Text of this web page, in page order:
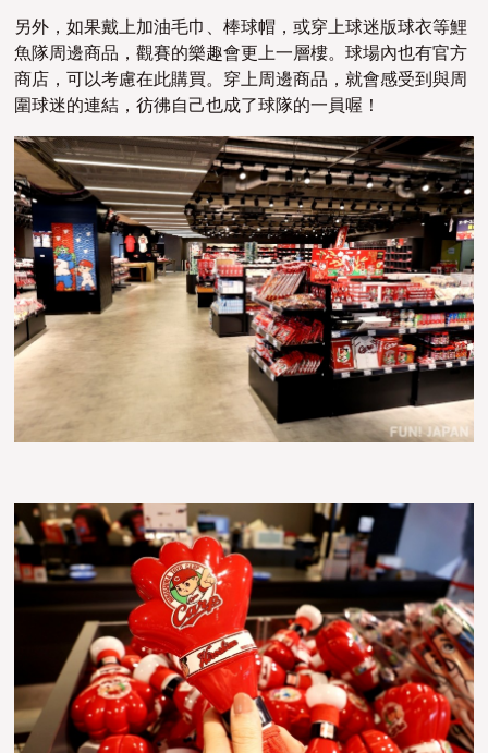
另外，如果戴上加油毛巾、棒球帽，或穿上球迷版球衣等鯉
魚隊周邊商品，觀賽的樂趣會更上一層樓。球場內也有官方
商店，可以考慮在此購買。穿上周邊商品，就會感受到與周
圍球迷的連結，彷彿自己也成了球隊的一員喔！